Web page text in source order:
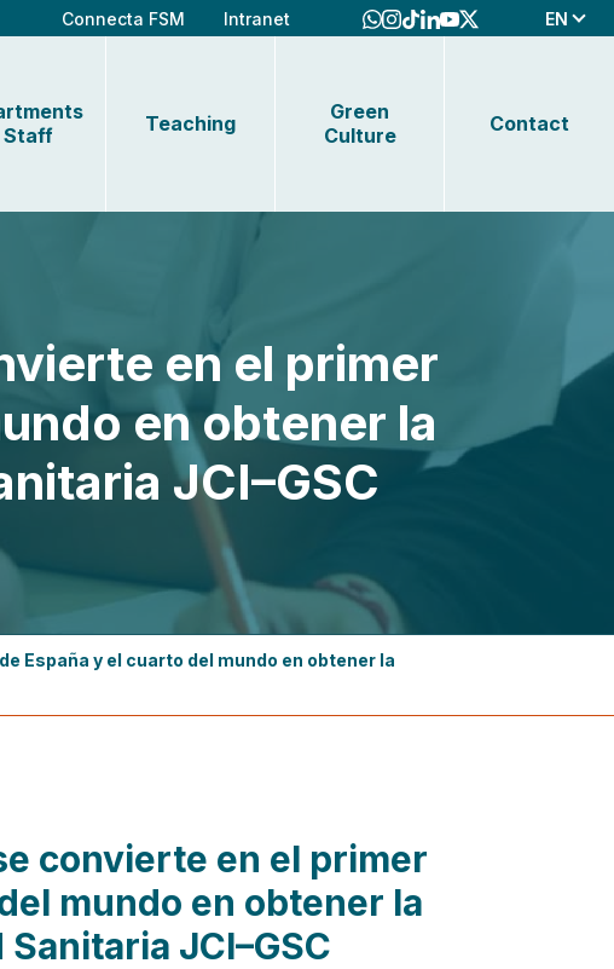
Connecta FSM Intranet EN
Staff
Teaching
Green
Culture
Contact
en el primer
en obtener la
JCI–GSC
España y el cuarto del mundo en obtener la
convierte en el primer
mundo en obtener la
JCI–GSC